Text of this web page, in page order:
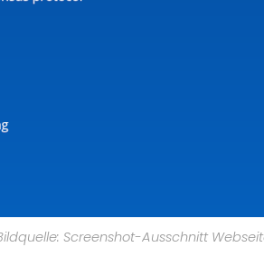
Screenshot-Ausschnitt